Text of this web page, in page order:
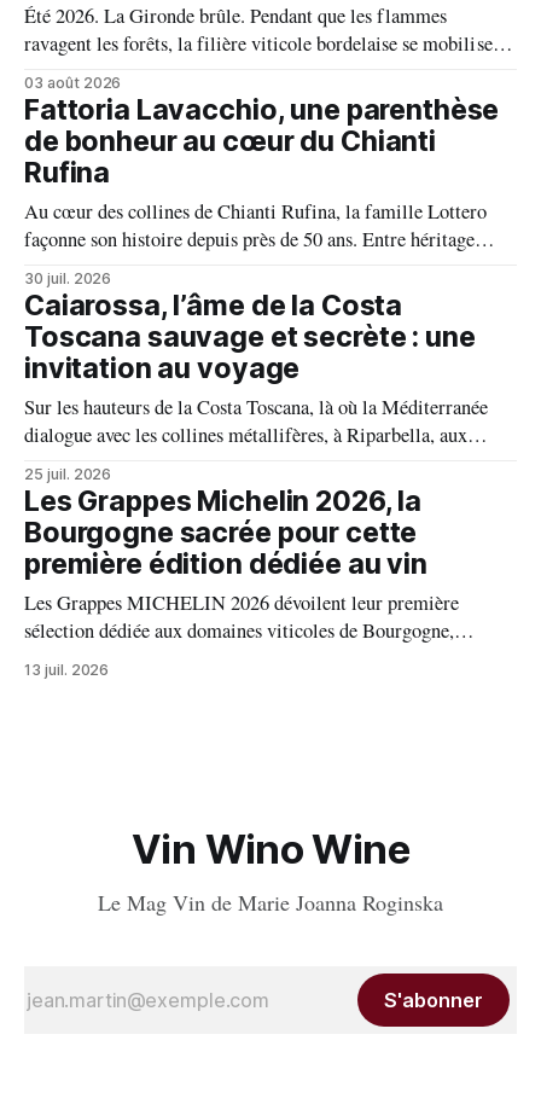
Été 2026. La Gironde brûle. Pendant que les flammes
ravagent les forêts, la filière viticole bordelaise se mobilise,
fait front commun et fait preuve d'une solidarité exemplaire
face aux incendies. Les vignes, sont épargnées et le millésime
s'annonce prometteur. Le feu n'aura pas eu le dernier mot.
03 août 2026
Fattoria Lavacchio, une parenthèse
de bonheur au cœur du Chianti
Rufina
Au cœur des collines de Chianti Rufina, la famille Lottero
façonne son histoire depuis près de 50 ans. Entre héritage
familial, exigence viticole et profond respect du terroir, le
domaine incarne une vision authentique du vin, où chaque
millésime raconte une terre, une passion et un art de vivre.
30 juil. 2026
Caiarossa, l’âme de la Costa
Toscana sauvage et secrète : une
invitation au voyage
Sur les hauteurs de la Costa Toscana, là où la Méditerranée
dialogue avec les collines métallifères, à Riparbella, aux
portes de Bolgheri, Caiarossa cultive une autre idée du grand
vin, celle d'un équilibre vivant entre la terre, les cépages et le
temps.
25 juil. 2026
Les Grappes Michelin 2026, la
Bourgogne sacrée pour cette
première édition dédiée au vin
Les Grappes MICHELIN 2026 dévoilent leur première
sélection dédiée aux domaines viticoles de Bourgogne,
distinguant 94 propriétés pour l’excellence de leurs vins. Au
palmarès : 9 domaines reçoivent trois grappes, 20 deux
13 juil. 2026
Vin Wino Wine
Le Mag Vin de Marie Joanna Roginska
S'abonner